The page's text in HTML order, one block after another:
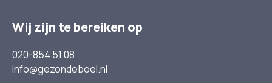
Wij zijn te bereiken op
020-854 51 08
info@gezondeboel.nl